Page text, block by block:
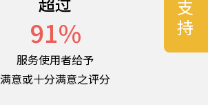
91%
服务使用者给予
满意或十分满意之评分